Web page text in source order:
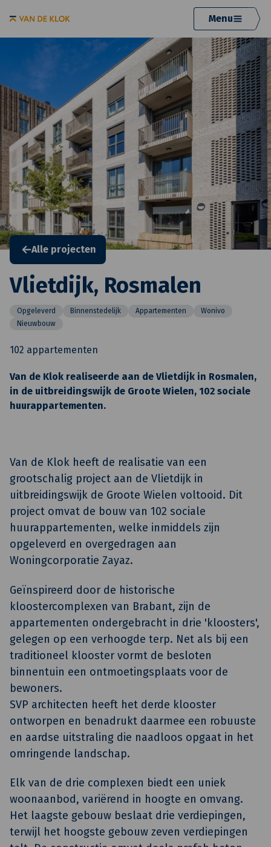
Menu
Alle projecten
Vlietdijk, Rosmalen
Opgeleverd Binnenstedelijk Appartementen
Wonivo
Nieuwbouw
102 appartementen
Van de Klok realiseerde aan de Vlietdijk in Rosmalen,
in de uitbreidingswijk de Groote Wielen, 102 sociale
huurappartementen.
Van de Klok heeft de realisatie van een
grootschalig project aan de Vlietdijk in
uitbreidingswijk de Groote Wielen voltooid. Dit
project omvat de bouw van 102 sociale
huurappartementen, welke inmiddels zijn
opgeleverd en overgedragen aan
Woningcorporatie Zayaz.
Geïnspireerd door de historische
kloostercomplexen van Brabant, zijn de
appartementen ondergebracht in drie 'kloosters',
gelegen op een verhoogde terp. Net als bij een
traditioneel klooster vormt de besloten
binnentuin een ontmoetingsplaats voor de
bewoners.
SVP architecten heeft het derde klooster
ontworpen en benadrukt daarmee een robuuste
en aardse uitstraling die naadloos opgaat in het
omringende landschap.
Elk van de drie complexen biedt een uniek
woonaanbod, variërend in hoogte en omvang.
Het laagste gebouw beslaat drie verdiepingen,
terwijl het hoogste gebouw zeven verdiepingen